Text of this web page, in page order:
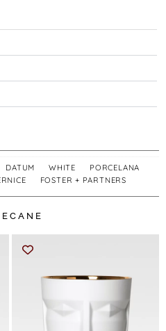
DATUM ,WHITE PORCELANA
FOSTER + PARTNERS